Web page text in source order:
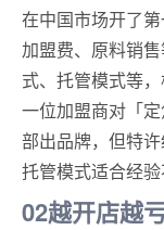
在中国市场开了
加盟费、原料销
式、托管模式等，
一位加盟商对「
部出品牌，但特许
托管模式适合经验
02越开店越